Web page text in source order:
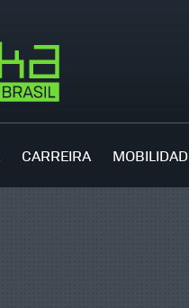
CARREIRA